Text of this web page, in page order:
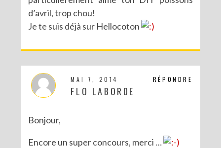
d’avril, trop chou!
Je te suis déjà sur Hellocoton
RÉPONDRE
MAI 7, 2014
FLO LABORDE
Bonjour,
Encore un super concours, merci …